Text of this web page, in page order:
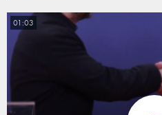
01:03